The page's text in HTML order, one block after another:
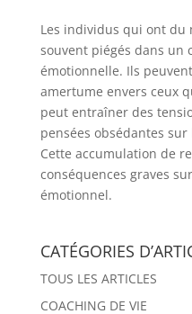
Les individus qui ont du
souvent piégés dans un
émotionnelle. Ils
amertume envers ceux
peut entraîner des
pensées obsédantes
Cette accumulation de
conséquences graves
émotionnel.
CATÉGORIES
TOUS LES ARTICLES
COACHING DE VIE